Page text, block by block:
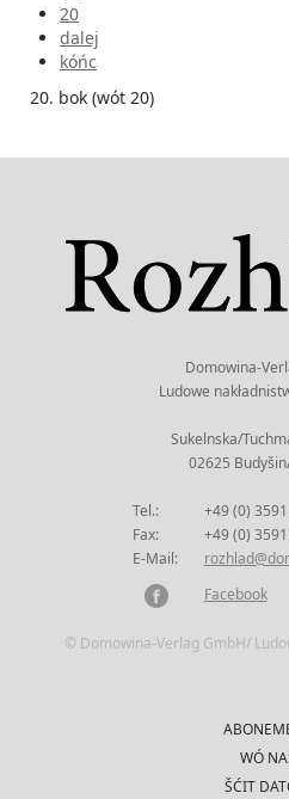
20
dalej
kóńc
20. bok (wót 20)
Domowina-
Ludowe
Sukelnska/
02625
Tel.:
+49 (0)
Fax:
+49 (0)
E-Mail:
Facebook
© Domowina-Verlag GmbH/
WÓ
ŠĆIT